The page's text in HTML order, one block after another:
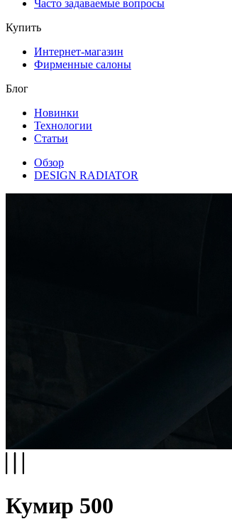
Часто задаваемые вопросы
Купить
Интернет-магазин
Фирменные салоны
Блог
Новинки
Технологии
Статьи
Обзор
DESIGN RADIATOR
Кумир 500